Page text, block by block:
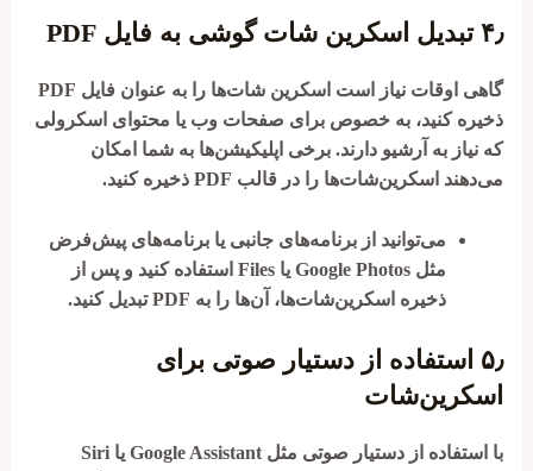
۴٫ تبدیل اسکرین شات گوشی به فایل PDF
گاهی اوقات نیاز است اسکرین شات‌ها را به عنوان فایل PDF
ذخیره کنید، به خصوص برای صفحات وب یا محتوای اسکرولی
که نیاز به آرشیو دارند. برخی اپلیکیشن‌ها به شما امکان
می‌دهند اسکرین‌شات‌ها را در قالب PDF ذخیره کنید.
می‌توانید از برنامه‌های جانبی یا برنامه‌های پیش‌فرض
مثل Google Photosیا Filesاستفاده کنید و پس از
ذخیره اسکرین‌شات‌ها، آن‌ها را به PDF تبدیل کنید.
۵٫ استفاده از دستیار صوتی برای
اسکرین‌شات
با استفاده از دستیار صوتی مثل Google Assistantیا Siri